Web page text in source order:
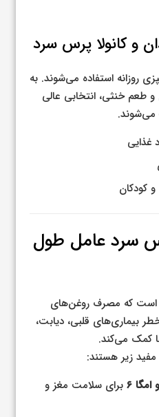
روزانه استفاده می‌شوند. به
خنثی، انتخابی عالی
می‌شوند.
غذایی
کودکان
سرد عامل طول
است که مصرف روغن‌های
بیماری‌های قلبی، دیابت،
کمک می‌کند.
مفید زیر هستند:
برای سلامت مغز و